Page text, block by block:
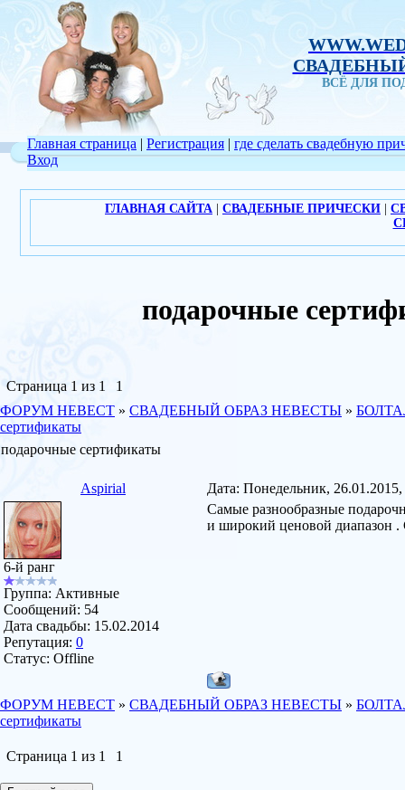
ВСЁ ДЛЯ
Главная страница | Регистрация |
Вход
где сделать свадебную
ГЛАВНАЯ САЙТА СВАДЕБНЫЕ ПРИЧЕСКИ
подарочные
Страница 1 из 1
1
ФОРУМ НЕВЕСТ » СВАДЕБНЫЙ ОБРАЗ НЕВЕСТЫ »
сертификаты
подарочные сертификаты
Aspirial Дата: Понедельник,
6-й ранг
Группа: Активные
Сообщений: 54
Дата свадьбы: 15.02.2014
Репутация: 0
Статус: Offline
Самые разнообразные
и широкий ценовой диапазон .
ФОРУМ НЕВЕСТ » СВАДЕБНЫЙ ОБРАЗ НЕВЕСТЫ »
сертификаты
Страница 1 из 1 1